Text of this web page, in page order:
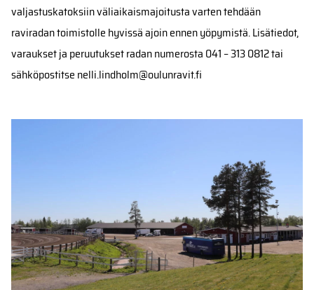
valjastuskatoksiin väliaikaismajoitusta varten tehdään
raviradan toimistolle hyvissä ajoin ennen yöpymistä. Lisätiedot,
varaukset ja peruutukset radan numerosta 041 – 313 0812 tai
sähköpostitse nelli.lindholm@oulunravit.fi